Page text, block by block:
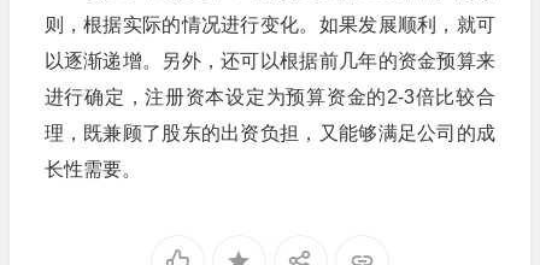
则，根据实际的情况进行变化。如果发展顺利，就可
以逐渐递增。另外，还可以根据前几年的资金预算来
进行确定，注册资本设定为预算资金的2-3倍比较合
理，既兼顾了股东的出资负担，又能够满足公司的成
长性需要。